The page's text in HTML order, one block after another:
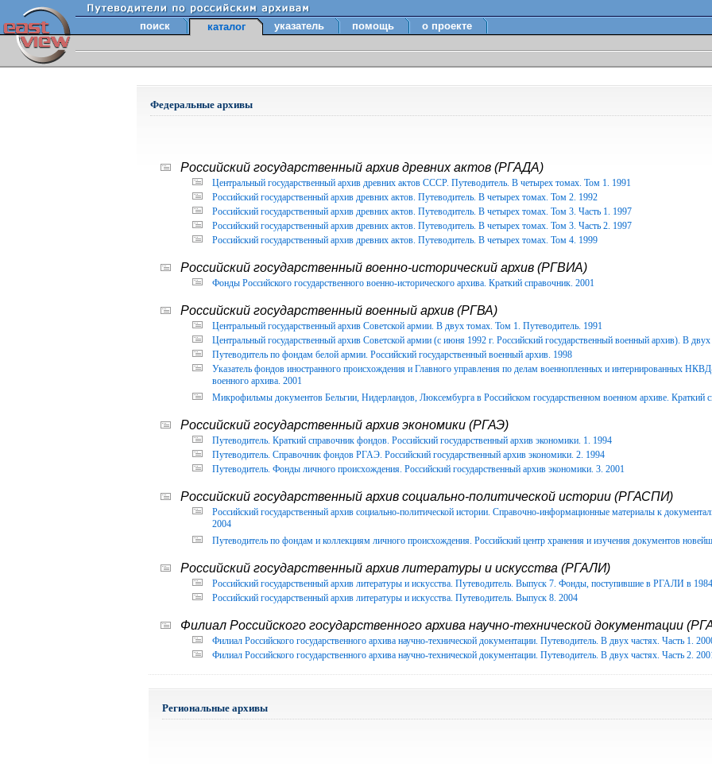
поиск каталог указатель помощь о проекте
Федеральные архивы
Российский государственный архив древних актов (РГАДА)
Центральный государственный архив древних актов СССР. Путеводитель. В четырех томах. Том 1. 1991
Российский государственный архив древних актов. Путеводитель. В четырех томах. Том 2. 1992
Российский государственный архив древних актов. Путеводитель. В четырех томах. Том 3. Часть 1. 1997
Российский государственный архив древних актов. Путеводитель. В четырех томах. Том 3. Часть 2. 1997
Российский государственный архив древних актов. Путеводитель. В четырех томах. Том 4. 1999
Российский государственный военно-исторический архив (РГВИА)
Фонды Российского государственного военно-исторического архива. Краткий справочник. 2001
Российский государственный военный архив (РГВА)
Центральный государственный архив Советской армии. В двух томах. Том 1. Путеводитель. 1991
Центральный государственный архив Советской армии (с июня 1992 г. Российский государственный военный архив). В
Путеводитель по фондам белой армии. Российский государственный военный архив. 1998
Указатель фондов иностранного происхождения и Главного управления по делам военнопленных и интернированных
военного архива. 2001
Микрофильмы документов Бельгии, Нидерландов, Люксембурга в Российском государственном военном архиве. Краткий
Российский государственный архив экономики (РГАЭ)
Путеводитель. Краткий справочник фондов. Российский государственный архив экономики. 1. 1994
Путеводитель. Справочник фондов РГАЭ. Российский государственный архив экономики. 2. 1994
Путеводитель. Фонды личного происхождения. Российский государственный архив экономики. 3. 2001
Российский государственный архив социально-политической истории (РГАСПИ)
Российский государственный архив социально-политической истории. Справочно-информационные материалы к
2004
Путеводитель по фондам и коллекциям личного происхождения. Российский центр хранения и изучения документов
Российский государственный архив литературы и искусства (РГАЛИ)
Российский государственный архив литературы и искусства. Путеводитель. Выпуск 7. Фонды, поступившие в РГАЛИ в
Российский государственный архив литературы и искусства. Путеводитель. Выпуск 8. 2004
Филиал Российского государственного архива научно-технической документации
Филиал Российского государственного архива научно-технической документации. Путеводитель. В двух частях. Часть 1.
Филиал Российского государственного архива научно-технической документации. Путеводитель. В двух частях. Часть 2.
Региональные архивы